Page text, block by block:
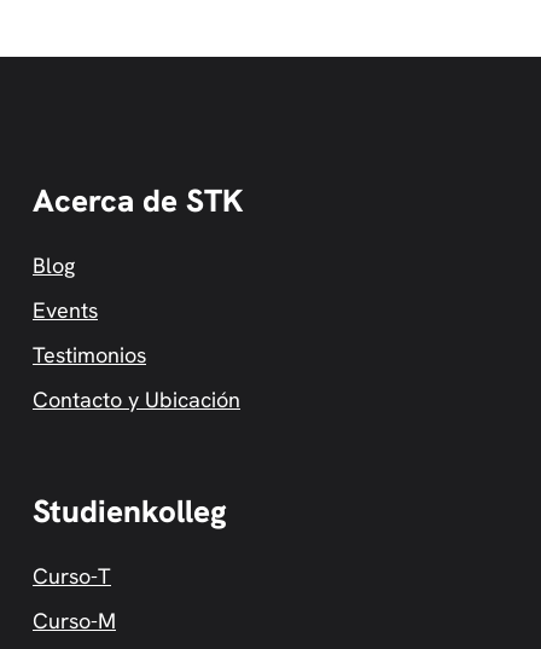
Acerca de STK
Blog
Events
Testimonios
Contacto y Ubicación
Studienkolleg
Curso-T
Curso-M